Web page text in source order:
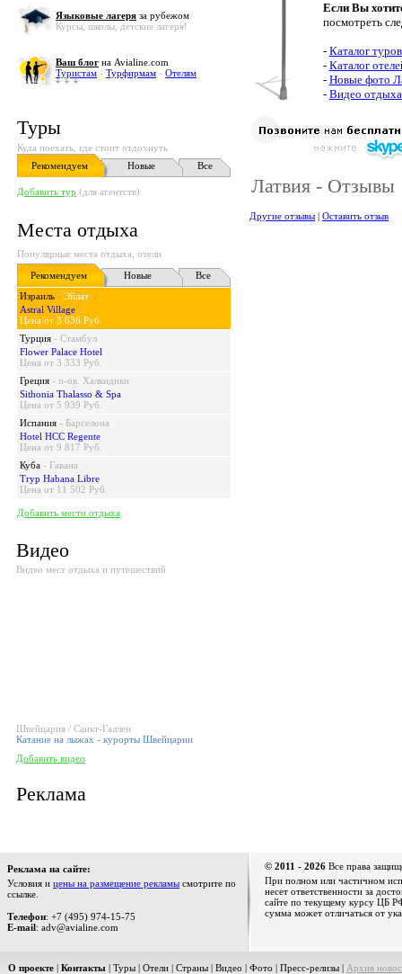
Языковые лагеря за рубежом
Курсы, школы, детские лагеря!
Ваш блог на Avialine.com
Туристам - Турфирмам - Отелям
Туры
Куда поехать, где стоит отдохнуть
Рекомендуем
Новые Все
Добавить тур (для агентств)
Места отдыха
Популярные места отдыха, отели
Рекомендуем
Новые
Все
Израиль - Эйлат
Astral Village
Цена от 3 636 Руб.
Турция - Стамбул
Flower Palace Hotel
Цена от 3 333 Руб.
Греция - п-ов. Халкидики
Sithonia Thalasso & Spa
Цена от 5 939 Руб.
Испания - Барселона
Hotel HCC Regente
Цена от 9 817 Руб.
Куба - Гавана
Tryp Habana Libre
Цена от 11 502 Руб.
Добавить место отдыха
Видео
Видео мест отдыха и путешествий
Швейцария / Санкт-Галлен
Катание на лыжах - курорты Швейцарии
Добавить видео
Реклама
Если Вы
посмотреть
- Каталог
- Каталог
- Новые фото
- Видео
Латвия - Отзывы
Другие отзывы | Оставить отзыв
Реклама на сайте:
Условия и цены на размещение рекламы смотрите по
ссылке.
Телефон: +7 (495) 974-15-75
E-mail: adv@avialine.com
© 2011 - 2026 Все права
При полном или частичном
несет ответственности за
сайте по текущему курсу ЦБ
сумма может отличаться от
О проекте | Контакты | Туры | Отели | Страны | Видео | Фото | Пресс-релизы | Архив